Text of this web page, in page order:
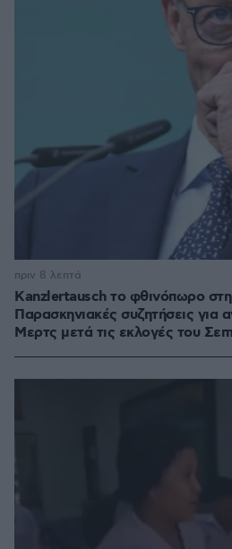
Kanzlertausch το φθινόπωρο στη
Παρασκηνιακές συζητήσεις για
Μερτς μετά τις εκλογές του
πριν 8 λεπτά